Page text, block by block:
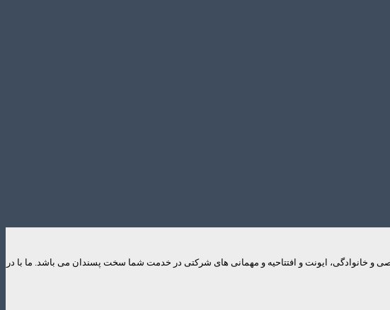
و خانوادگی، ایونت و افتتاحیه و مهمانی های شرکتی در خدمت شما سخت پسندان می باشد. ما با در